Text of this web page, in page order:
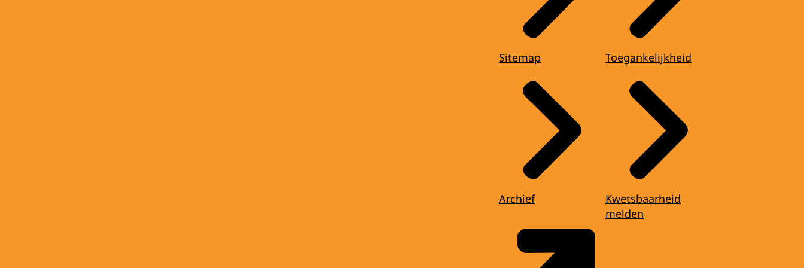
Sitemap
Archief
Toegankelijkheid
Kwetsbaarheid
melden